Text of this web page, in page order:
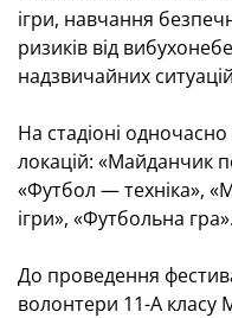
ігри, навчання
ризиків від
надзвичайних
На стадіоні
локацій: «Майданчик
«Футбол — техніка»,
ігри», «Футбольна гра».
До проведення
волонтери 11-А класу